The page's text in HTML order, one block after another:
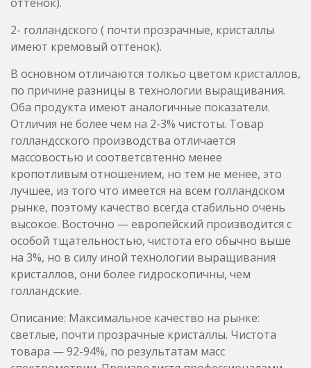
Отличия не более чем на 2-3% чистоты. Товар
голландсского производства отличается
кропотливым отношением, но тем не менее, это
лучшее, из того что имеется на всем голландском
рынке, поэтому качество всегда стабильно очень
высокое. Восточно — европейский производится с
особой тщательностью, чистота его обычно выше
на 3%, но в силу иной технологии выращивания
кристаллов, они более гидроскопичны, чем
голландские.
Описание: Максимальное качество на рынке:
светлые, почти прозрачные кристаллы. Чистота
товара — 92-94%, по результатам масс
спектрометрии. Производистя профессионалами,
на современном оборудовании, из самого
фенилацетона). На основе полученного чистейшего
(98%) безводного гидрохлорида, выращиваются
эталонные кристаллы Омгта.